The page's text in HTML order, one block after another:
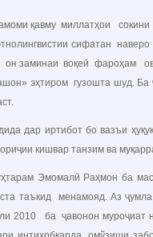
қавму миллатҳои сокини
сифатан
заминаи воқеӣ фароҳам
эҳтиром гузошта шуд. Ба
дар иртибот бо вазъи
кишвар танзим ва
Эмомалӣ Раҳмон ба
таъкид менамояд. Аз
2010 ба ҷавонон муроҷиат